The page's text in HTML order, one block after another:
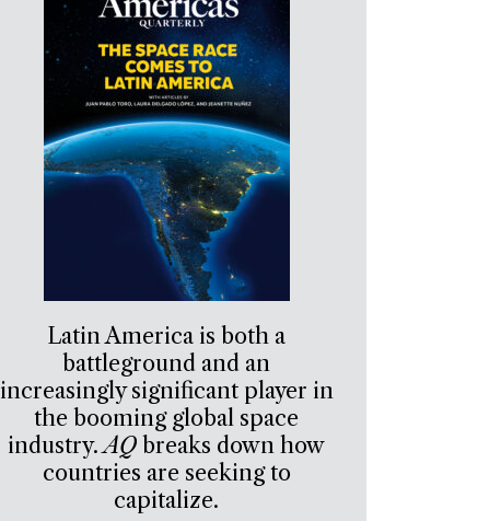
Latin America is both a
battleground and an
increasingly significant player in
the booming global space
industry.AQ breaks down how
countries are seeking to
capitalize.